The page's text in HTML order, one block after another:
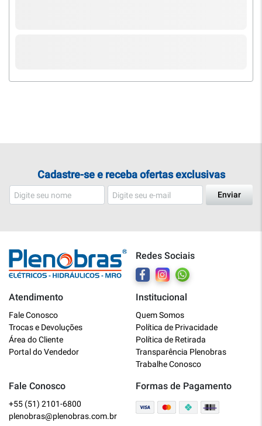
Cadastre-se e receba ofertas exclusivas
Enviar
Redes Sociais
Atendimento
Fale Conosco
Trocas e Devoluções
Área do Cliente
Portal do Vendedor
Institucional
Quem Somos
Política de Privacidade
Política de Retirada
Transparência Plenobras
Trabalhe Conosco
Fale Conosco
+55 (51) 2101-6800
plenobras@plenobras.com.br
Formas de Pagamento
Online
Bem vindo a Plenobras! Aqui você
encontra toda a linha de materiais
O que você deseja?
Dúvidas técnicas sobre produtos